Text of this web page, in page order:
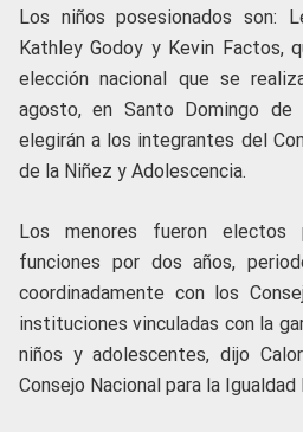
Los niños posesionados son:
Kathley Godoy y Kevin Factos,
elección nacional que se
agosto, en Santo Domingo de
elegirán a los integrantes del
de la Niñez y Adolescencia.
Los menores fueron electos
funciones por dos años,
coordinadamente con los
instituciones vinculadas con la
niños y adolescentes, dijo
Consejo Nacional para la